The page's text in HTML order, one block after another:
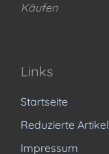
Käufen
Links
Startseite
Reduzierte Artikel
Impressum